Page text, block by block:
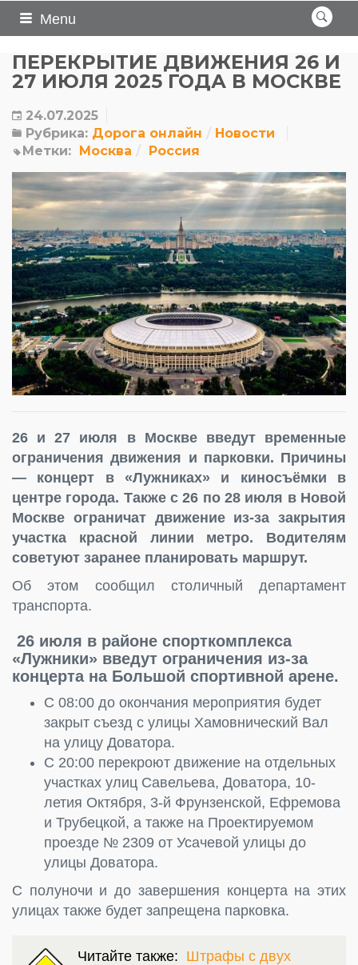
Menu
ПЕРЕКРЫТИЕ ДВИЖЕНИЯ 26 И
27 ИЮЛЯ 2025 ГОДА В МОСКВЕ
24.07.2025
Рубрика: Дорога онлайн
Новости
Метки: Москва Россия
26 и 27 июля в Москве введут временные
ограничения движения и парковки. Причины
— концерт в «Лужниках» и киносъёмки в
центре города. Также с 26 по 28 июля в Новой
Москве ограничат движение из-за закрытия
участка красной линии метро. Водителям
советуют заранее планировать маршрут.
Об этом сообщил столичный департамент
транспорта.
26 июля в районе спорткомплекса
«Лужники» введут ограничения из-за
концерта на Большой спортивной арене.
С 08:00 до окончания мероприятия будет
закрыт съезд с улицы Хамовнический Вал
на улицу Доватора.
С 20:00 перекроют движение на отдельных
участках улиц Савельева, Доватора, 10-
летия Октября, 3-й Фрунзенской, Ефремова
и Трубецкой, а также на Проектируемом
проезде № 2309 от Усачевой улицы до
улицы Доватора.
С полуночи и до завершения концерта на этих
улицах также будет запрещена парковка.
Читайте также: Штрафы с двух